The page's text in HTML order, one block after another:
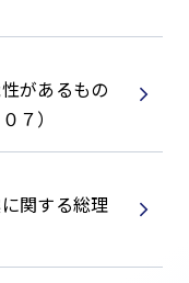
があるもの
７）
関する総理